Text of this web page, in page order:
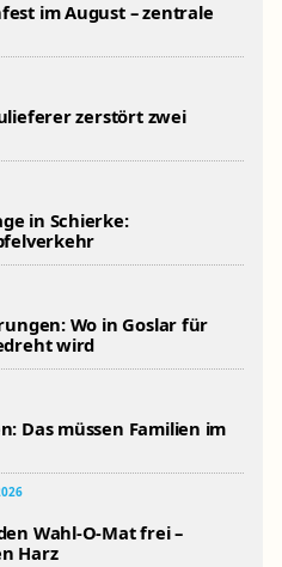
im August – zentrale
zerstört zwei
in Schierke:
Wo in Goslar für
wird
Das müssen Familien im
Wahl-O-Mat frei –
Harz